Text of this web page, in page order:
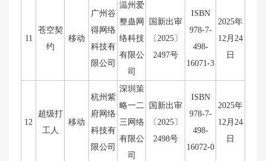
11
苍空契
约
移动
广州谷
得网络
科技有
限公司
温州爱
整蛊网
络科技
有限公
司
国新出审
〔2025〕
2497号
ISBN
978-7-
498-
16071-3
2025年
12月24
日
12
超级打
工人
移动
杭州紫
府网络
科技有
限公司
深圳策
略一二
三网络
有限公
司
国新出审
〔2025〕
2498号
ISBN
978-7-
498-
16072-0
2025年
12月24
日